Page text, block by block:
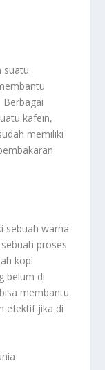
suatu
kafein,
memiliki
sebuah warna
proses
kopi
belum di
membantu
efektif jika di